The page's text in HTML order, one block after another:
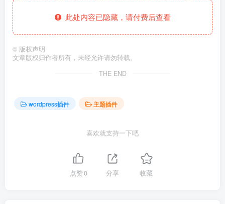
此处内容已隐藏，请付费后查看
© 版权声明
文章版权归作者所有，未经允许请勿转载。
THE END
wordpress插件 主题插件
喜欢就支持一下吧
点赞0 分享 收藏